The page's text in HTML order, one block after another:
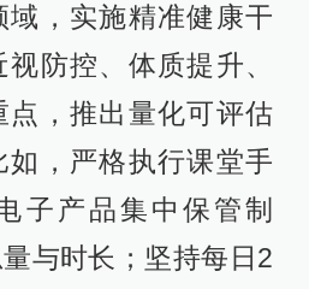
，实施精准健康干
防控、体质提升、
点，推出量化可评估
如，严格执行课堂手
子产品集中保管制
与时长；坚持每日2